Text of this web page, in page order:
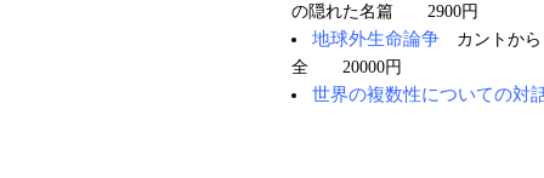
の隠れた名篇 2900円
地球外生命論争 カントから
全 20000円
世界の複数性についての対